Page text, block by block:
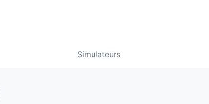
Simulateurs